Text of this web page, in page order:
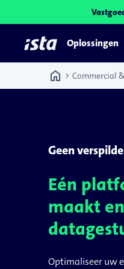
Oplossingen
home chevron_right Commercial
Geen
Eén
maakt
Optimaliseer uw